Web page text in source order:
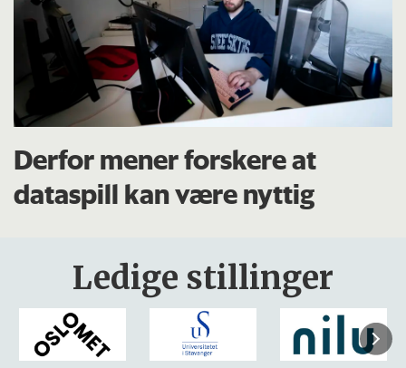
Derfor mener forskere at
dataspill kan være nyttig
Ledige stillinger